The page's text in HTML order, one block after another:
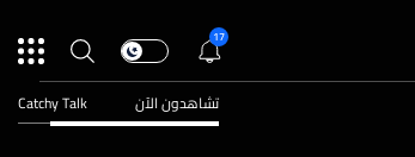
17
تشاهدون الآن Catchy Talk